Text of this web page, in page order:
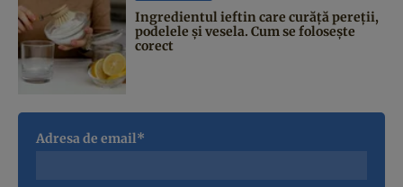
Ingredientul ieftin care curăță pereții,
podelele și vesela. Cum se folosește
corect
Adresa de email*